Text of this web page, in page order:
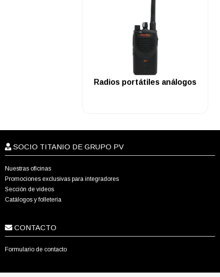
.
Radios portátiles análogos
SOCIO TITANIO DE GRUPO PV
Nuestras oficinas
Promociones exclusivas para integradores
Sección de videos
Catálogos y folletería
CONTACTO
Formulario de contacto